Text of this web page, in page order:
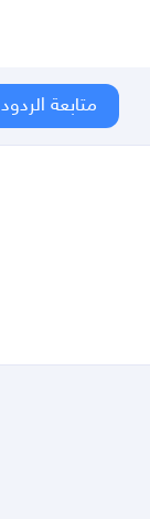
متابعة الردود